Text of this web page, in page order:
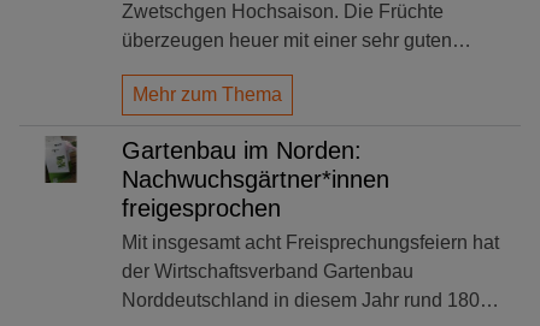
Zwetschgen Hochsaison. Die Früchte
überzeugen heuer mit einer sehr guten…
Mehr zum Thema
Gartenbau im Norden:
Nachwuchsgärtner*innen
freigesprochen
Mit insgesamt acht Freisprechungsfeiern hat
der Wirtschaftsverband Gartenbau
Norddeutschland in diesem Jahr rund 180…